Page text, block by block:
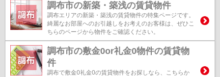
調布市の新築・築浅の賃貸物件
調布エリアの新築・築浅の賃貸物件の特集ページです。
綺麗なお部屋へのお引越しをお考えのお客様は、ぜひこ
ちらのページから物件をご確認ください。
調布市の敷金0or礼金0物件の賃貸物
件
調布で敷金0礼金0の賃貸物件をお探しなら、こちらか